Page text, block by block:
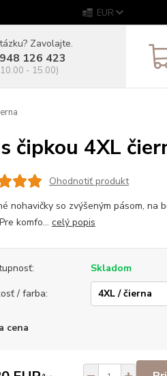
EUR
Zavolajte.
126 423
- 15.00)
čipkou 4XL
Ohodnotiť produkt
nohavičky so zvýšeným pásom, na
komfo... celý popis
Skladom
/ farba:
cena